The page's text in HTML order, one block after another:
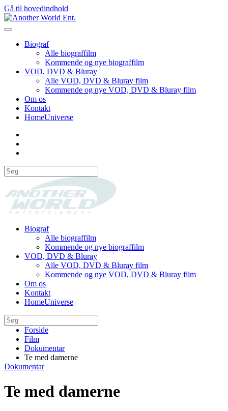
Gå til hovedindhold
Biograf
Alle biograffilm
Kommende og nye biograffilm
VOD, DVD & Bluray
Alle VOD, DVD & Bluray film
Kommende og nye VOD, DVD & Bluray film
Om os
Kontakt
HomeUniverse
Biograf
Alle biograffilm
Kommende og nye biograffilm
VOD, DVD & Bluray
Alle VOD, DVD & Bluray film
Kommende og nye VOD, DVD & Bluray film
Om os
Kontakt
HomeUniverse
Forside
Film
Dokumentar
Te med damerne
Dokumentar
Te med damerne